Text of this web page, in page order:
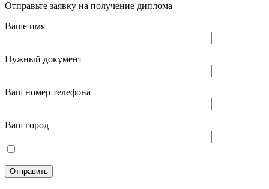
Отправьте заявку на получение диплома
Ваше имя
Нужный документ
Ваш номер телефона
Ваш город